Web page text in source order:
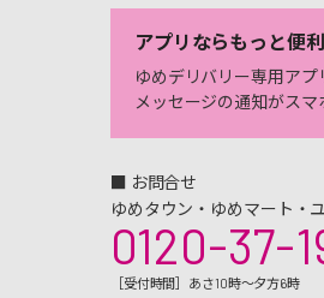
アプリならもっと便
ゆめデリバリー専用アプ
メッセージの通知がスマ
■ お問合せ
ゆめタウン・ゆめマート・
0120-37-
［受付時間］あさ10時～夕方6時